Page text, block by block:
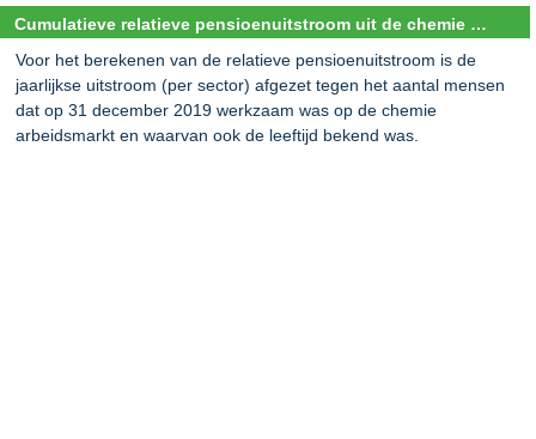
Cumulatieve relatieve pensioenuitstroom uit de chemie arbeidsmarkt voor de periode 2020-2050
Voor het berekenen van de relatieve pensioenuitstroom is de
jaarlijkse uitstroom (per sector) afgezet tegen het aantal mensen
dat op 31 december 2019 werkzaam was op de chemie
arbeidsmarkt en waarvan ook de leeftijd bekend was.